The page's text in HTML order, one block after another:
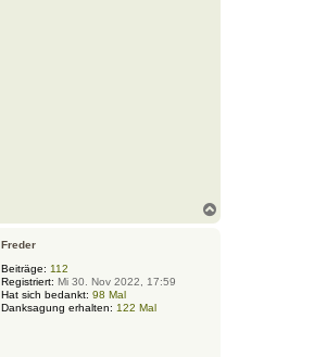
Freder
Beiträge: 112
Registriert: Mi 30. Nov 2022, 17:59
Hat sich bedankt: 98 Mal
Danksagung erhalten: 122 Mal